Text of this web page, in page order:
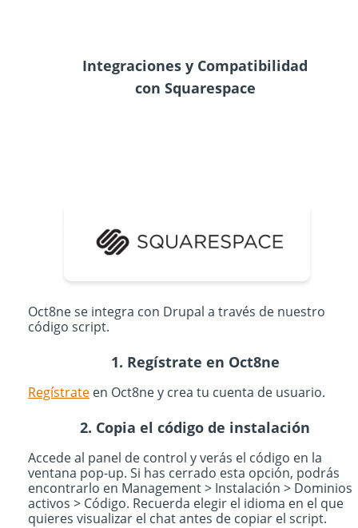
Integraciones y Compatibilidad
con Squarespace
Oct8ne se integra con Drupal a través de nuestro
código script.
1. Regístrate en Oct8ne
Regístrate en Oct8ne y crea tu cuenta de usuario.
2. Copia el código de instalación
Accede al panel de control y verás el código en la
ventana pop-up. Si has cerrado esta opción, podrás
encontrarlo en Management > Instalación > Dominios
activos > Código. Recuerda elegir el idioma en el que
quieres visualizar el chat antes de copiar el script.